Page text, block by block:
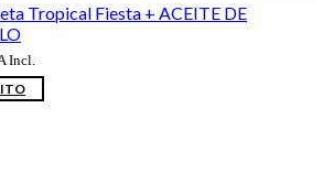
Tropical Fiesta + ACEITE DE
Incl.